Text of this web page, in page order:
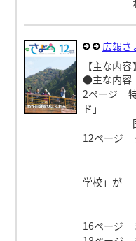
広報
【主な内容】
●主な内容
2ページ 特
ド」
国史跡
12ページ
庵逧町
「美作
学校」が
平成
文化
16ページ